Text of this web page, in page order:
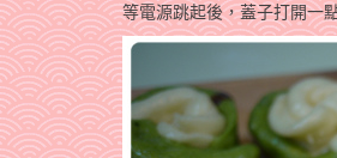
等電源跳起後，蓋子打開一